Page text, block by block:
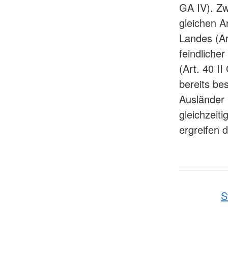
GA IV).
gleichen
Landes
(Art. 40 II
bereits
ergreifen